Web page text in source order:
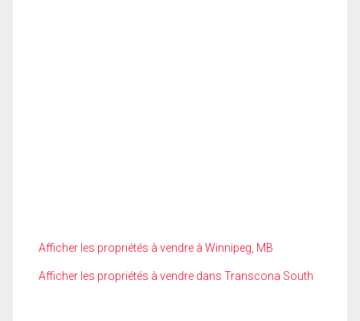
Afficher les propriétés à vendre à Winnipeg, MB
Afficher les propriétés à vendre dans Transcona South